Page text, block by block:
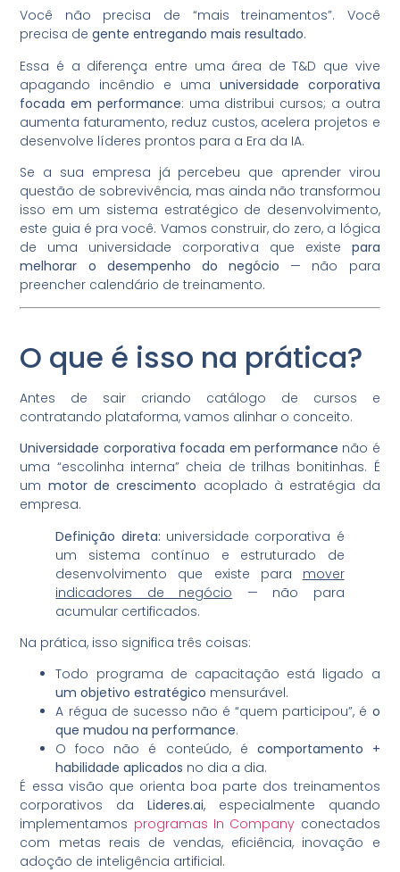
Você não precisa de “mais treinamentos”. Você
precisa degente entregando mais resultado.
Essa é a diferença entre uma área de T&D que vive
apagando incêndio e uma universidade corporativa
focada em performance: uma distribui cursos; a outra
aumenta faturamento, reduz custos, acelera projetos e
desenvolve líderes prontos para a Era da IA.
Se a sua empresa já percebeu que aprender virou
questão de sobrevivência, mas ainda não transformou
isso em um sistema estratégico de desenvolvimento,
este guia é pra você. Vamos construir, do zero, a lógica
de uma universidade corporativa que existe para
melhorar o desempenho do negócio — não para
preencher calendário de treinamento.
O que é isso na prática?
Antes de sair criando catálogo de cursos e
contratando plataforma, vamos alinhar o conceito.
Universidade corporativa focada em performance não é
uma “escolinha interna” cheia de trilhas bonitinhas. É
um motor de crescimento acoplado à estratégia da
empresa.
Definição direta: universidade corporativa é
um sistema contínuo e estruturado de
desenvolvimento que existe para mover
indicadores de negócio — não para
acumular certificados.
Na prática, isso significa três coisas:
Todo programa de capacitação está ligado a
um objetivo estratégico mensurável.
A régua de sucesso não é “quem participou”, é o
que mudou na performance.
O foco não é conteúdo, é comportamento +
habilidade aplicados no dia a dia.
É essa visão que orienta boa parte dos treinamentos
corporativos da Lideres.ai, especialmente quando
implementamos programas In Company conectados
com metas reais de vendas, eficiência, inovação e
adoção de inteligência artificial.